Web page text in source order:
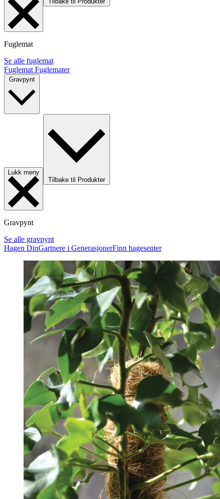
Fuglemat
Se alle fuglemat
Fuglemat Fuglemater
Lukk meny
Tilbake til Produkter
Gravpynt
Se alle gravpynt
Hagen DinGartnere i GenerasjonerFinn hagesenter